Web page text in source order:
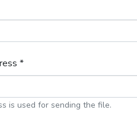
*
is used for sending the file.